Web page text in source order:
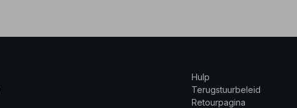
Hulp
Terugstuurbeleid
Retourpagina